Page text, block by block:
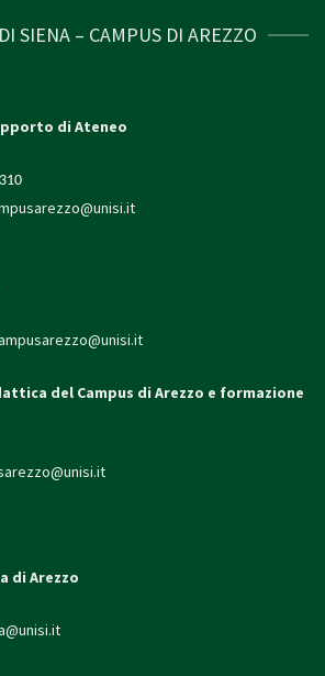
SIENA – CAMPUS DI AREZZO
di Ateneo
del Campus di Arezzo e formazione
di Arezzo